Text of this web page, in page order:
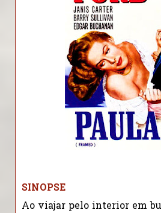
SINOPSE
Ao viajar pelo interior em